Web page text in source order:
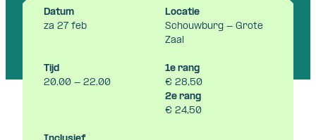
Datum
za 27 feb
Locatie
Schouwburg - Grote
Zaal
Tijd
20.00 - 22.00
1e rang
€ 28,50
2e rang
€ 24,50